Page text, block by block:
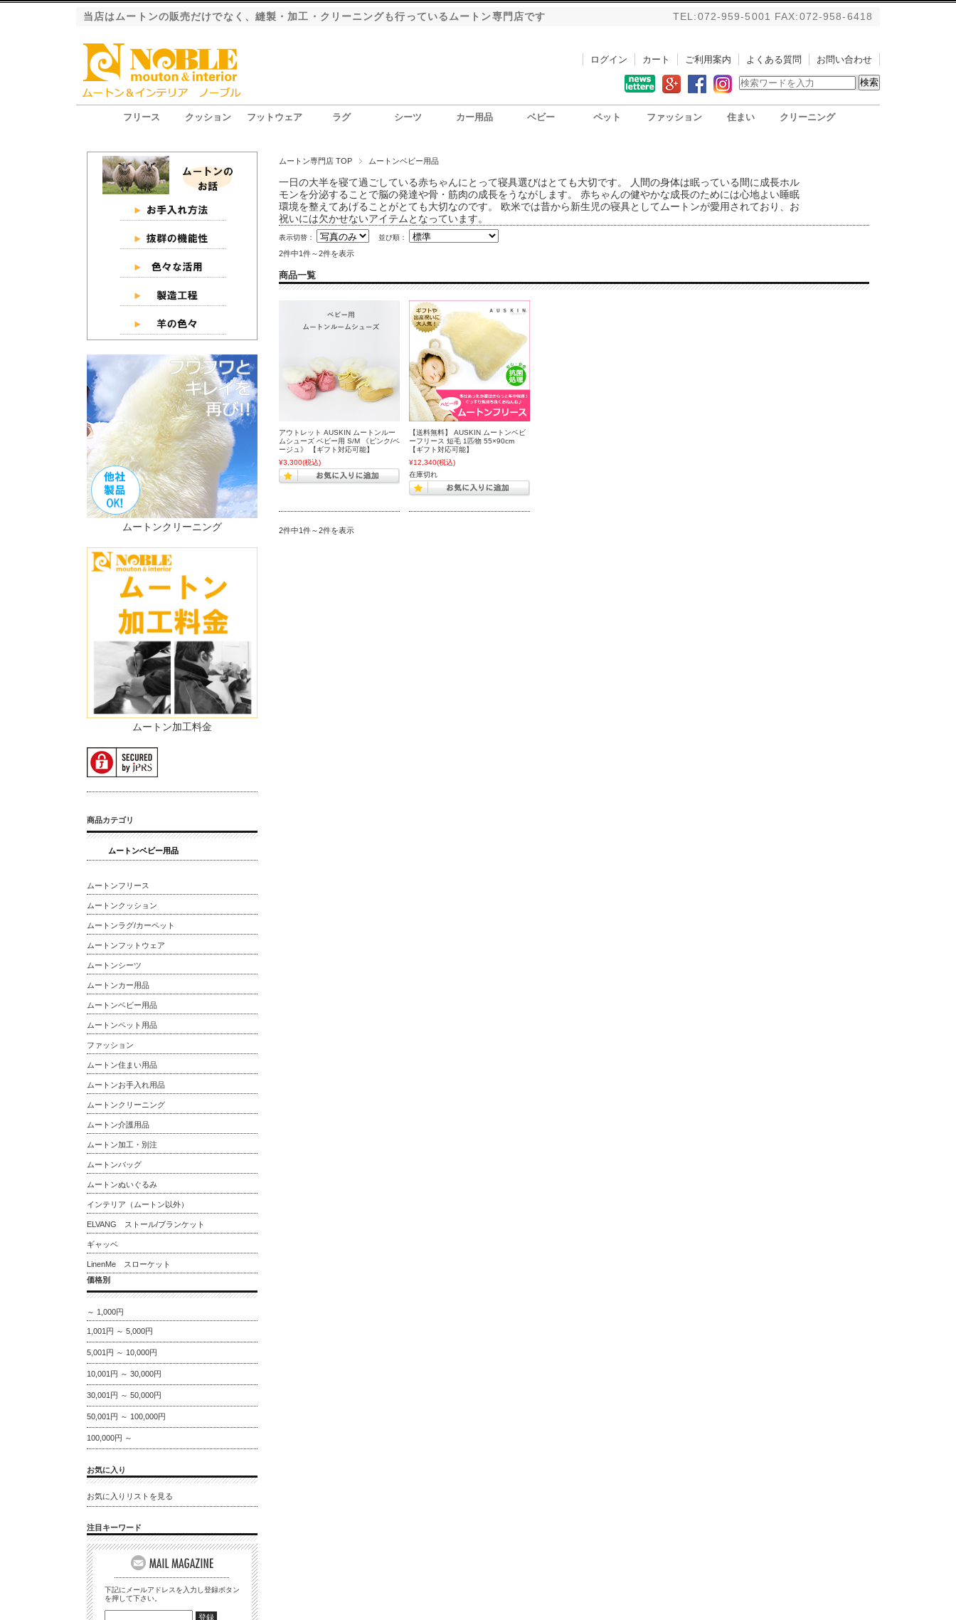
当店はムートンの販売だけでなく、縫製・加工・クリーニングも行っているムートン専門店です TEL:072-959-5001 FAX:072-958-6418
お問い合わせ
よくある質問
ご利用案内
カート
ログイン
フリース クッション フットウェア ラグ シーツ カー用品 ベビー ペット ファッション 住まい クリーニング
ムートン専門店 TOP ムートンベビー用品
一日の大半を寝て過ごしている赤ちゃんにとって寝具選びはとても大切です。 人間の身体は眠っている間に成長ホル
モンを分泌することで脳の発達や骨・筋肉の成長をうながします。 赤ちゃんの健やかな成長のためには心地よい睡眠
環境を整えてあげることがとても大切なのです。 欧米では昔から新生児の寝具としてムートンが愛用されており、お
祝いには欠かせないアイテムとなっています。
表示切替： 並び順：
2件中1件～2件を表示
商品一覧
アウトレット AUSKIN ムートンルー
ムシューズ ベビー用 S/M 《ピンク/ベ
ージュ》 【ギフト対応可能】
¥3,300(税込)
【送料無料】 AUSKIN ムートンベビ
ーフリース 短毛 1匹物 55×90cm
【ギフト対応可能】
¥12,340(税込)
在庫切れ
2件中1件～2件を表示
ムートンクリーニング
ムートン加工料金
商品カテゴリ
ムートンベビー用品
ムートンフリース
ムートンクッション
ムートンラグ/カーペット
ムートンフットウェア
ムートンシーツ
ムートンカー用品
ムートンベビー用品
ムートンペット用品
ファッション
ムートン住まい用品
ムートンお手入れ用品
ムートンクリーニング
ムートン介護用品
ムートン加工・別注
ムートンバッグ
ムートンぬいぐるみ
インテリア（ムートン以外）
ELVANG ストール/ブランケット
ギャッベ
LinenMe スローケット
価格別
～ 1,000円
1,001円 ～ 5,000円
5,001円 ～ 10,000円
10,001円 ～ 30,000円
30,001円 ～ 50,000円
50,001円 ～ 100,000円
100,000円 ～
お気に入り
お気に入りリストを見る
注目キーワード
下記にメールアドレスを入力し登録ボタン
を押して下さい。